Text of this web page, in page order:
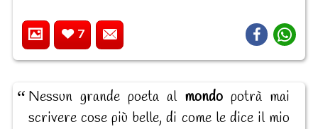
7
Nessun grande poeta al mondo potrà mai
scrivere cose più belle, di come le dice il mio